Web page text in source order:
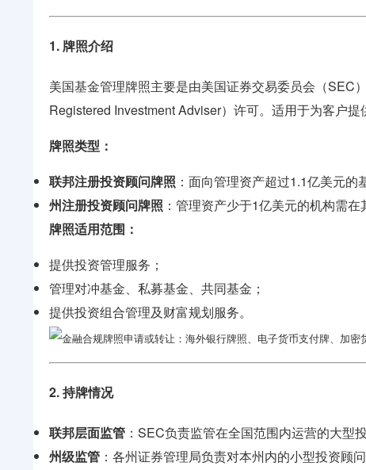
1. 牌照介绍
美国基金管理牌照主要是由美国证券交易委员会（SEC）
Registered Investment Adviser）许可。适用于为客户
牌照类型：
联邦注册投资顾问牌照 ：面向管理资产超过1.1亿美元的
州注册投资顾问牌照 ：管理资产少于1亿美元的机构需在
牌照适用范围：
提供投资管理服务；
管理对冲基金、私募基金、共同基金；
提供投资组合管理及财富规划服务。
2. 持牌情况
联邦层面监管 ：SEC负责监管在全国范围内运营的大型
州级监管 ：各州证券管理局负责对本州内的小型投资顾问